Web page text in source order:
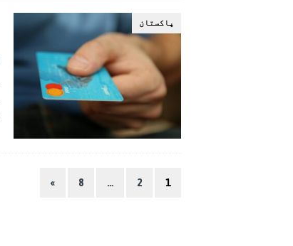
پاکستان
1
2
…
8
»